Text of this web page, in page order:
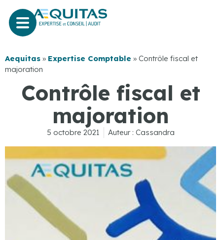
Aequitas » Expertise Comptable » Contrôle fiscal et
majoration
Contrôle fiscal et
majoration
5 octobre 2021 Auteur : Cassandra